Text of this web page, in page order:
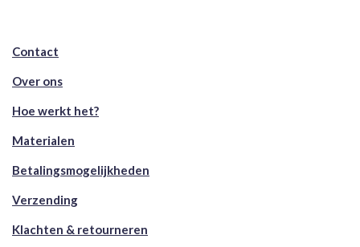
Contact
Over ons
Hoe werkt het?
Materialen
Betalingsmogelijkheden
Verzending
Klachten & retourneren